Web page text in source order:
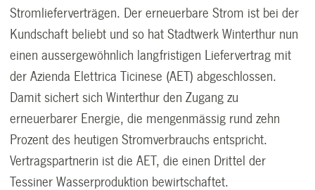
Stromlieferverträgen. Der erneuerbare Strom ist bei der
Kundschaft beliebt und so hat Stadtwerk Winterthur nun
einen aussergewöhnlich langfristigen Liefervertrag mit
der Azienda Elettrica Ticinese (AET) abgeschlossen.
Damit sichert sich Winterthur den Zugang zu
erneuerbarer Energie, die mengenmässig rund zehn
Prozent des heutigen Stromverbrauchs entspricht.
Vertragspartnerin ist die AET, die einen Drittel der
Tessiner Wasserproduktion bewirtschaftet.